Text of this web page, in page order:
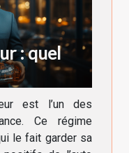
: quel
est l’un des
Ce régime
le fait garder sa